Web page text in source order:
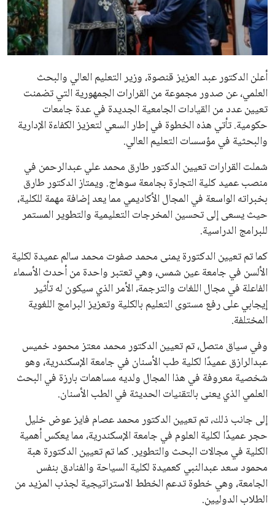
علوم وتكنولوجيا
المرأة والجمال
حوادث
محافظات
أعلن الدكتور عبد العزيز قنصوة، وزير التعليم العالي والبحث
العلمي، عن صدور مجموعة من القرارات الجمهورية التي تضمنت
تعيين عدد من القيادات الجامعية الجديدة في عدة جامعات
حكومية. تأتي هذه الخطوة في إطار السعي لتعزيز الكفاءة الإدارية
والبحثية في مؤسسات التعليم العالي.
شملت القرارات تعيين الدكتور طارق محمد علي عبدالرحمن في
منصب عميد كلية التجارة بجامعة سوهاج. ويمتاز الدكتور طارق
بخبراته الواسعة في المجال الأكاديمي مما يعد إضافة مهمة للكلية،
حيث يسعى إلى تحسين المخرجات التعليمية والتطوير المستمر
للبرامج الدراسية.
كما تم تعيين الدكتورة يمنى محمد صفوت محمد سالم عميدة لكلية
الألسن في جامعة عين شمس، وهي تعتبر واحدة من أحدث الأسماء
الفاعلة في مجال اللغات والترجمة، الأمر الذي سيكون له تأثير
إيجابي على رفع مستوى التعليم بالكلية وتعزيز البرامج اللغوية
المختلفة.
وفي سياق متصل، تم تعيين الدكتور محمد معتز محمود خميس
عبدالرازق عميدًا لكلية طب الأسنان في جامعة الإسكندرية، وهو
شخصية معروفة في هذا المجال ولديه مساهمات بارزة في البحث
العلمي الذي يعنى بالتقنيات الحديثة في الطب الأسنان.
إلى جانب ذلك، تم تعيين الدكتور محمد عصام فايز عوض خليل
حجر عميدًا لكلية العلوم في جامعة الإسكندرية، مما يعكس أهمية
الكلية في مجالات البحث والتطوير. كما تم تعيين الدكتورة هبة
محمود سعد عبدالنبي كعميدة لكلية السياحة والفنادق بنفس
الجامعة، وهي خطوة تدعم الخطط الاستراتيجية لجذب المزيد من
الطلاب الدوليين.